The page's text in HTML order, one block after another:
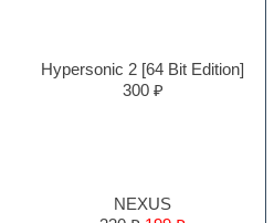
Hypersonic 2 [64 Bit Edition]
300 ₽
NEXUS